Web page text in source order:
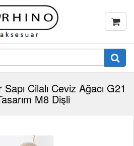
Cilalı Ceviz Ağacı G21
M8 Dişli